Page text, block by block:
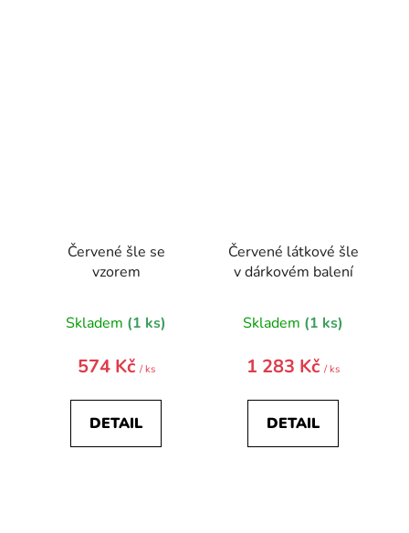
Červené šle se
vzorem
Skladem (1 ks)
574 Kč / ks
DETAIL
Červené látkové šle
v dárkovém balení
Skladem (1 ks)
1 283 Kč / ks
DETAIL